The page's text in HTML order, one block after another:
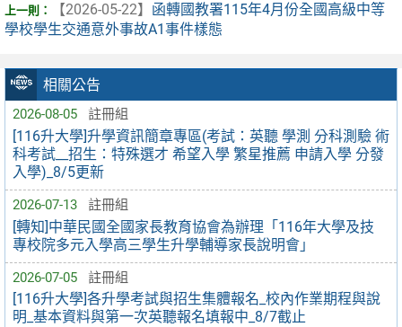
相關公告
2026-08-05 註冊組
[116升大學]升學資訊簡章專區(考試：英聽 學測 分科測驗 術
科考試__招生：特殊選才 希望入學 繁星推薦 申請入學 分發
入學)_8/5更新
2026-07-13 註冊組
[轉知]中華民國全國家長教育協會為辦理「116年大學及技
專校院多元入學高三學生升學輔導家長說明會」
2026-07-05 註冊組
[116升大學]各升學考試與招生集體報名_校內作業期程與說
明_基本資料與第一次英聽報名填報中_8/7截止
【2026-05-22】 函轉國教署115年4月份全國高級中等
學校學生交通意外事故A1事件樣態